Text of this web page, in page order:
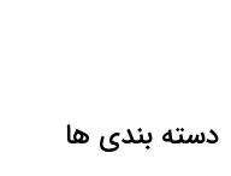
دسته بندی ها